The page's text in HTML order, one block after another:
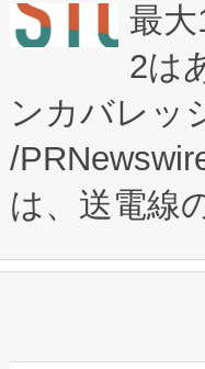
患者にとっ
のアクセ
Fully-
プログラム
に関する技
構造化トレ
上げおよ
設備整備
President
ードする
ーエネルギ
た。
定、統合、
安全性を追
増加して
る電力網
最
2は
ンカバレッ
/
は、送電線
や穀物倉庫
リューシ
したAvia 2